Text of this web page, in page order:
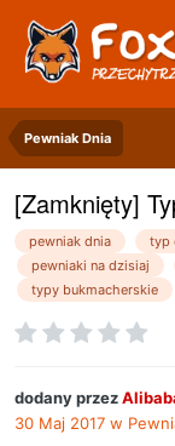
Pewniak Dnia
[Zamknięty]
pewniak dnia typ
pewniaki na dzisiaj
typy bukmacherskie
dodany przez
30 Maj 2017 w